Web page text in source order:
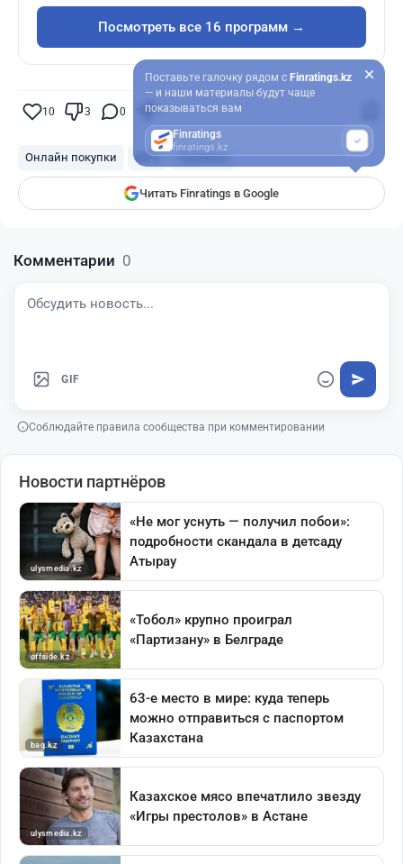
Посмотреть все 16 программ →
10 3 0 7
Онлайн покупки авто Таможня
Читать Finratings в Google
Поставьте галочку рядом с Finratings.kz
— и наши материалы будут чаще
показываться вам
Finratings
finratings.kz
Комментарии 0
GIF
Соблюдайте правила сообщества при комментировании